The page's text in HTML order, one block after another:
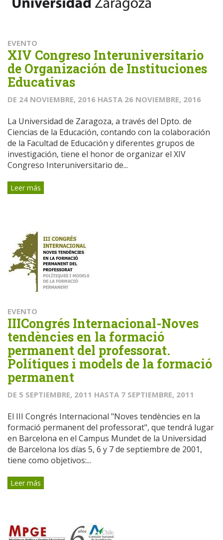
EVENTO
XIV Congreso Interuniversitario
de Organización de Instituciones
Educativas
DE 24 NOVIEMBRE, 2016 HASTA 26 NOVIEMBRE, 2016
La Universidad de Zaragoza, a través del Dpto. de
Ciencias de la Educación, contando con la colaboración
de la Facultad de Educación y diferentes grupos de
investigación, tiene el honor de organizar el XIV
Congreso Interuniversitario de...
Leer más
EVENTO
IIICongrés Internacional-Noves
tendències en la formació
permanent del professorat.
Polítiques i models de la formació
permanent
DE 5 SEPTIEMBRE, 2011 HASTA 7 SEPTIEMBRE, 2011
El III Congrés Internacional "Noves tendències en la
formació permanent del professorat", que tendrá lugar
en Barcelona en el Campus Mundet de la Universidad
de Barcelona los días 5, 6 y 7 de septiembre de 2001,
tiene como objetivos:...
Leer más